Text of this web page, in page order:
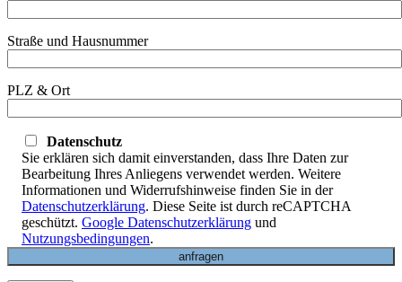
Straße und Hausnummer
PLZ & Ort
Datenschutz
Sie erklären sich damit einverstanden, dass Ihre Daten zur
Bearbeitung Ihres Anliegens verwendet werden. Weitere
Informationen und Widerrufshinweise finden Sie in der
Datenschutzerklärung. Diese Seite ist durch reCAPTCHA
geschützt. Google Datenschutzerklärung und
Nutzungsbedingungen.